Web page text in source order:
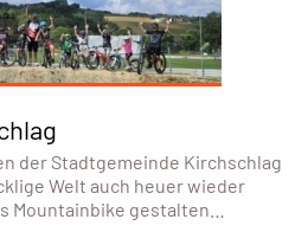
der Stadtgemeinde Kirchschlag
Welt auch heuer wieder
Mountainbike gestalten…